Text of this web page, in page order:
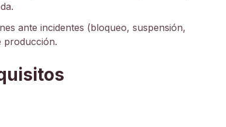
ante incidentes (bloqueo, suspensión,
producción.